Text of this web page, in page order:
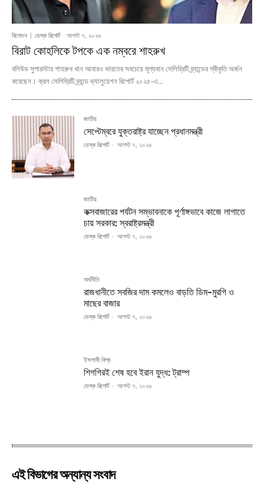
বিনোদন ডেস্ক রিপোর্ট - আগস্ট ৭, ২০২৬
বিরাট কোহলিকে টপকে এক নম্বরে শাহরুখ
বলিউড সুপারস্টার শাহরুখ খান আবারও ভারতের সবচেয়ে মূল্যবান সেলিব্রিটি ব্র্যান্ডের স্বীকৃতি অর্জন
করেছেন। ক্রল সেলিব্রিটি ব্র্যান্ড ভ্যালুয়েশন রিপোর্ট ২০২৫-এ...
জাতীয়
সেপ্টেম্বরে যুক্তরাষ্ট্র যাচ্ছেন প্রধানমন্ত্রী
ডেস্ক রিপোর্ট - আগস্ট ৭, ২০২৬
জাতীয়
কক্সবাজারের পর্যটন সম্ভাবনাকে পূর্ণাঙ্গভাবে কাজে লাগাতে
চায় সরকার: স্বরাষ্ট্রমন্ত্রী
ডেস্ক রিপোর্ট - আগস্ট ৭, ২০২৬
অর্থনীতি
রাজধানীতে সবজির দাম কমলেও বাড়তি ডিম-মুরগি ও
মাছের বাজার
ডেস্ক রিপোর্ট - আগস্ট ৭, ২০২৬
ইসলামী বিশ্ব
শিগগিরই শেষ হবে ইরান যুদ্ধ: ট্রাম্প
ডেস্ক রিপোর্ট - আগস্ট ৭, ২০২৬
এই বিভাগের অন্যান্য সংবাদ